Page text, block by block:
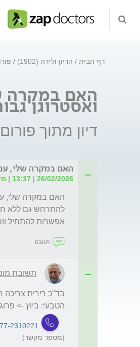
דף הבית הריון ולידה (1902)
האם במקרה
ואסטרוגן גבוה (1629),
דיון מתוך פורום
האם במקרה שלי, עם ציסטה
26/02/2026 | 13:37 | מאת: דנה
אפשרות להתחיל
תגובה
תשובת
הטבעי: ביוץ ->
2310221
(מספר מקשר)